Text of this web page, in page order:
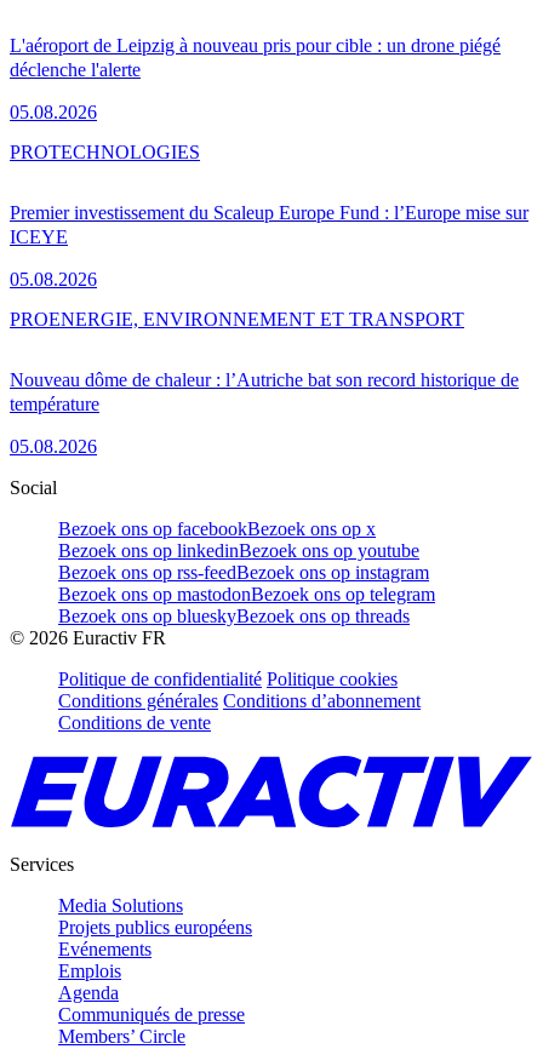
L'aéroport de Leipzig à nouveau pris pour cible : un drone piégé
déclenche l'alerte
05.08.2026
Premier investissement du Scaleup Europe Fund : l’Europe mise sur
ICEYE
05.08.2026
PROTECHNOLOGIES
Nouveau dôme de chaleur : l’Autriche bat son record historique de
température
05.08.2026
PROENERGIE, ENVIRONNEMENT ET TRANSPORT
Social
Bezoek ons op facebookBezoek ons op x
Bezoek ons op linkedinBezoek ons op youtube
Bezoek ons op rss-feedBezoek ons op instagram
Bezoek ons op mastodonBezoek ons op telegram
Bezoek ons op blueskyBezoek ons op threads
© 2026 Euractiv FR
Politique de confidentialité Politique cookies
Conditions générales Conditions d’abonnement
Conditions de vente
Services
Media Solutions
Projets publics européens
Evénements
Emplois
Agenda
Communiqués de presse
Members’ Circle